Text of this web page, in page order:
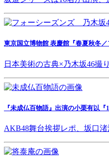
東京国立博物館 表慶館『春夏秋冬
日本美術の古典×乃木坂46撮
『未成仏百物語』出演の小栗有以
AKB48舞台挨拶レポ、坂口